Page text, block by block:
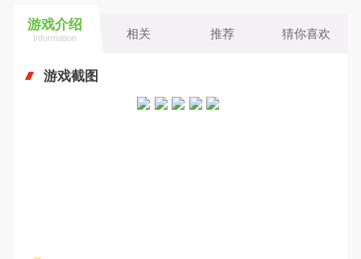
游戏介绍
Information 相关 推荐 猜你喜欢
游戏截图